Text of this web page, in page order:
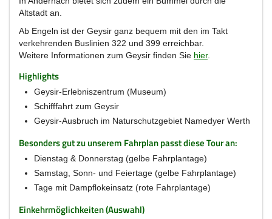
Altstadt an.
Ab Engeln ist der Geysir ganz bequem mit den im Takt
verkehrenden Buslinien 322 und 399 erreichbar.
Weitere Informationen zum Geysir finden Sie hier.
Highlights
Geysir-Erlebniszentrum (Museum)
Schifffahrt zum Geysir
Geysir-Ausbruch im Naturschutzgebiet Namedyer Werth
Besonders gut zu unserem Fahrplan passt diese Tour an:
Dienstag & Donnerstag (gelbe Fahrplantage)
Samstag, Sonn- und Feiertage (gelbe Fahrplantage)
Tage mit Dampflokeinsatz (rote Fahrplantage)
Einkehrmöglichkeiten (Auswahl)